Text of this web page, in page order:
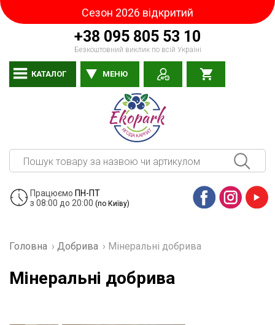
+38 095 805 53 10
Безкоштовний виклик по всій Україні
Сезон 2026 відкритий
Працюємо ПН-ПТ
з 08:00 до 20:00 (по Київу)
КАТАЛОГ МЕНЮ
Головна › Добрива › Мінеральні добрива
Мінеральні добрива